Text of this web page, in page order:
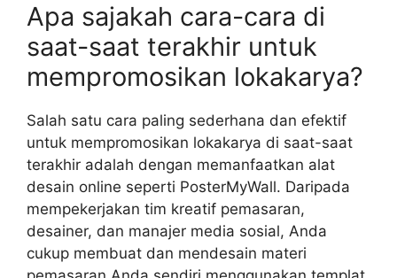
Apa sajakah cara-cara di
saat-saat terakhir untuk
mempromosikan lokakarya?
Salah satu cara paling sederhana dan efektif
untuk mempromosikan lokakarya di saat-saat
terakhir adalah dengan memanfaatkan alat
desain online seperti PosterMyWall. Daripada
mempekerjakan tim kreatif pemasaran,
desainer, dan manajer media sosial, Anda
cukup membuat dan mendesain materi